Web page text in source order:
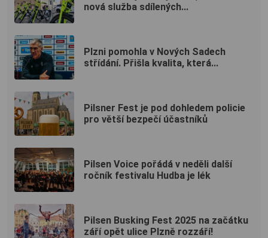
nová služba sdílených...
Plzni pomohla v Nových Sadech
střídání. Přišla kvalita, která...
Pilsner Fest je pod dohledem policie
pro větší bezpečí účastníků
Pilsen Voice pořádá v neděli další
ročník festivalu Hudba je lék
Pilsen Busking Fest 2025 na začátku
září opět ulice Plzně rozzáří!